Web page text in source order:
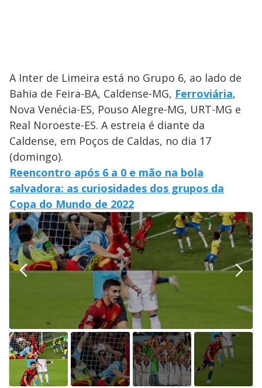
A Inter de Limeira está no Grupo 6, ao lado de
Bahia de Feira-BA, Caldense-MG, Ferroviária,
Nova Venécia-ES, Pouso Alegre-MG, URT-MG e
Real Noroeste-ES. A estreia é diante da
Caldense, em Poços de Caldas, no dia 17
(domingo).
Reencontro após 6 a 0 e mão na bola
salvadora: as curiosidades dos grupos da
Copa do Mundo de 2022